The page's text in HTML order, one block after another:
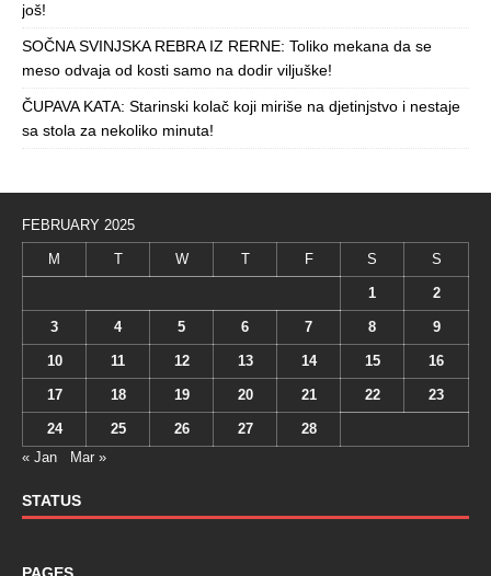
još!
SOČNA SVINJSKA REBRA IZ RERNE: Toliko mekana da se
meso odvaja od kosti samo na dodir viljuške!
ČUPAVA KATA: Starinski kolač koji miriše na djetinjstvo i nestaje
sa stola za nekoliko minuta!
FEBRUARY 2025
M T W T F S S
1 2
3 4 5 6 7 8 9
10 11 12 13 14 15 16
17 18 19 20 21 22 23
24 25 26 27
28
« Jan
Mar »
STATUS